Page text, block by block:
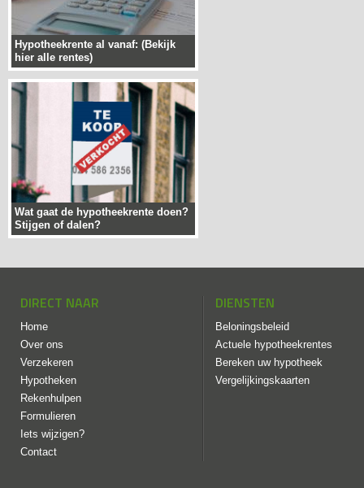
Hypotheekrente al vanaf: (Bekijk
hier alle rentes)
Wat gaat de hypotheekrente doen?
Stijgen of dalen?
DIRECT NAAR
Home
Over ons
Verzekeren
Hypotheken
Rekenhulpen
Formulieren
Iets wijzigen?
Contact
DIENSTEN
Beloningsbeleid
Actuele hypotheekrentes
Bereken uw hypotheek
Vergelijkingskaarten